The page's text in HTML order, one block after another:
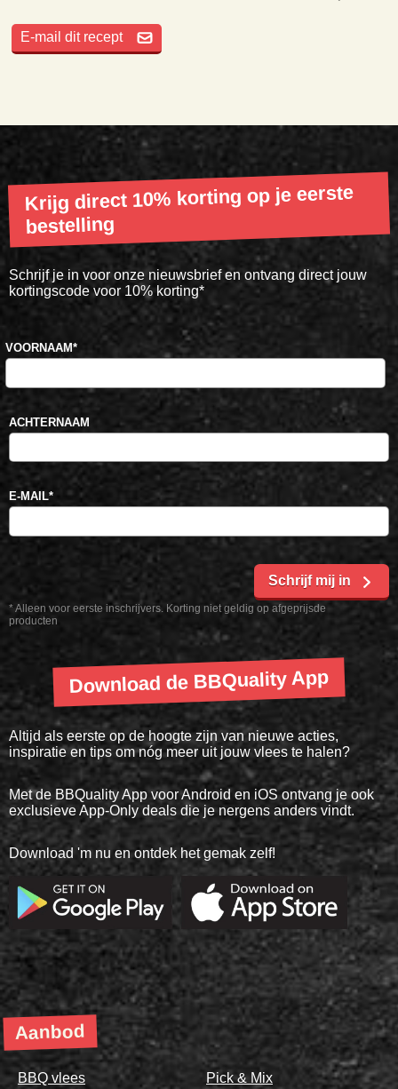
E-mail dit recept
Krijg direct 10% korting op je eerste
bestelling
Schrijf je in voor onze nieuwsbrief en ontvang direct jouw
kortingscode voor 10% korting*
* Alleen voor eerste inschrijvers. Korting niet geldig op afgeprijsde
producten
VOORNAAM*
ACHTERNAAM
E-MAIL*
Schrijf mij in
Download de BBQuality App
Altijd als eerste op de hoogte zijn van nieuwe acties,
inspiratie en tips om nóg meer uit jouw vlees te halen?
Met de BBQuality App voor Android en iOS ontvang je ook
exclusieve App-Only deals die je nergens anders vindt.
Download 'm nu en ontdek het gemak zelf!
Aanbod
BBQ vlees
Pick & Mix